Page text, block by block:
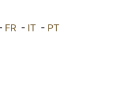
FR - IT - PT